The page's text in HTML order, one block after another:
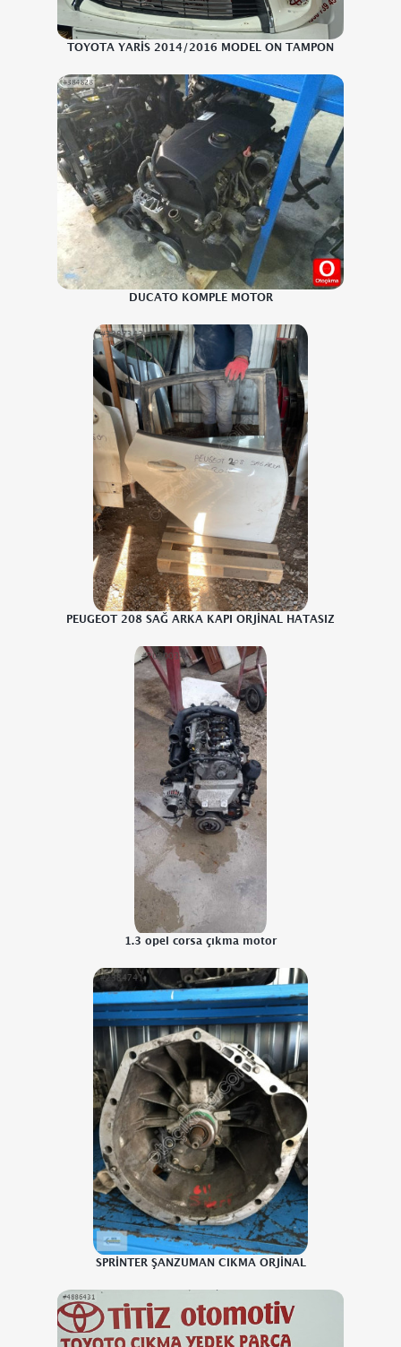
TOYOTA YARİS 2014/2016 MODEL ON TAMPON
DUCATO KOMPLE MOTOR
PEUGEOT 208 SAĞ ARKA KAPI ORJİNAL HATASIZ
1.3 opel corsa çıkma motor
SPRİNTER ŞANZUMAN CIKMA ORJİNAL